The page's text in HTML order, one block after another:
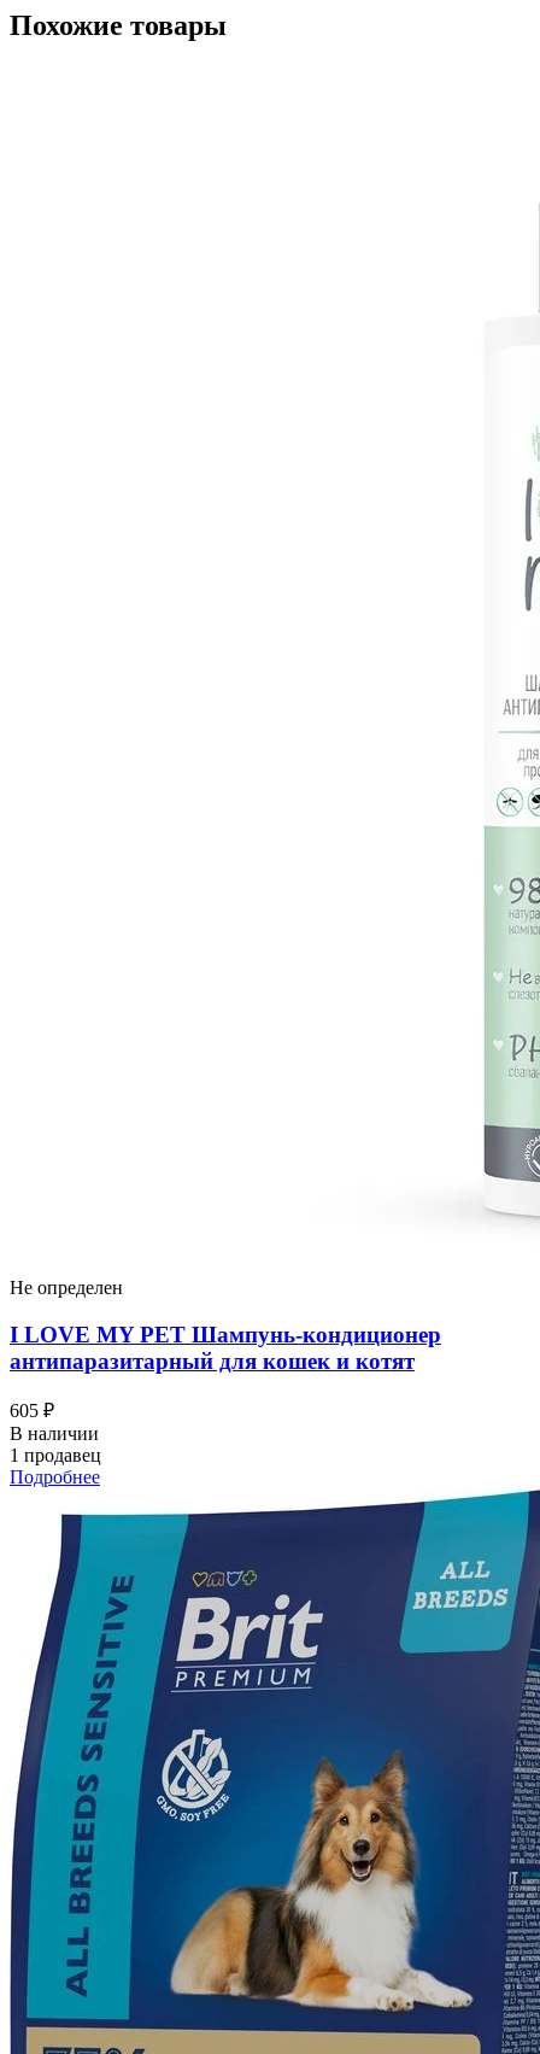
Похожие товары
Не определен
I LOVЕ MY PET Шампунь-кондиционер
антипаразитарный для кошек и котят
605 ₽
В наличии
1 продавец
Подробнее